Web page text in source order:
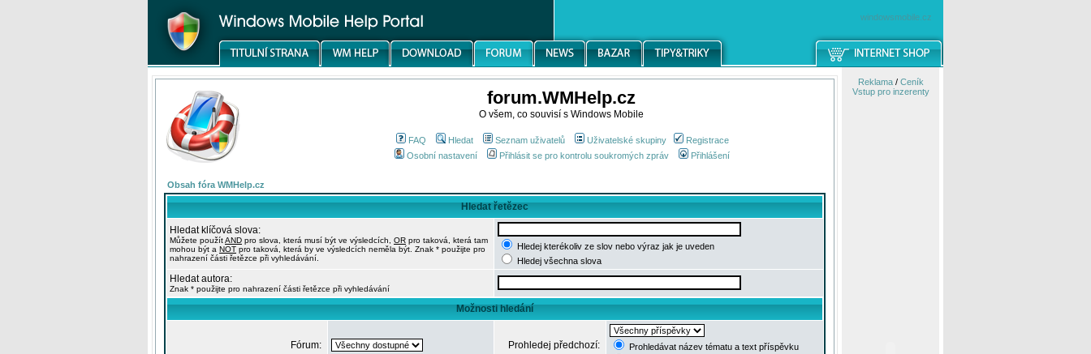
windowsmobile.cz
forum.WMHelp.cz
O všem, co souvisí s Windows Mobile
FAQ Hledat Seznam uživatelů Uživatelské skupiny
Registrace
Osobní nastavení
Přihlásit se pro kontrolu soukromých zpráv Přihlášení
Obsah fóra WMHelp.cz
Hledat řetězec
Hledat klíčová slova:
Můžete použítAND pro slova, která musí být ve výsledcích, OR pro taková, která tam
mohou být a NOT pro taková, která by ve výsledcích neměla být. Znak * použijte pro
nahrazení části řetězce při vyhledávání.
Hledej kterékoliv ze slov nebo výraz jak je uveden
Hledej všechna slova
Hledat autora:
Znak * použijte pro nahrazení části řetězce při vyhledávání
Možnosti hledání
Fórum: Prohledej předchozí:
Prohledávat název tématu a text příspěvku
Reklama/ Ceník
Vstup pro inzerenty